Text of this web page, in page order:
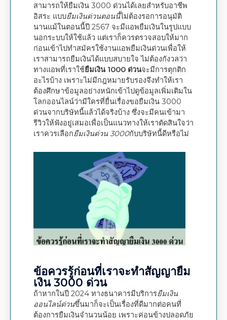
สามารถให้ยืมเงิน 3000 ด่วนได้เลยสำหรับอาชีพ
อิสระ แบบยืมเงินด่วนตอนนี้ไม่ต้องรอการอนุมัติ
นานแม้ในตอนนี้ปี 2567 จะมีแอพยืมเงินในรูปแบบ
นอกระบบให้ใช้แล้ว แต่เราก็ควรตรวจสอบให้มาก
ก่อนเข้าไปทำสมัครใช้งานแอพยืมเงินด่วนเพื่อให้
เราสามารถยืมเงินได้แบบสบายใจ ไม่ต้องกังวลว่า
ทางแอพที่เราใช้ยืมเงิน 1000 ด่วนจะมีการตุกติก
อะไรบ้าง เพราะไม่มีกฎหมายรับรองจึงทำให้เรา
ต้องศึกษาข้อมูลอย่างหนักเข้าไปดูข้อมูลเพิ่มเติมใน
โลกออนไลน์ว่ามีใครที่ยื่นเรื่องขอยืมเงิน 3000
ด่วนจากบริษัทนี้แล้วได้จริงบ้าง ซึ่งจะมีคนเข้ามา
รีวิวให้ฟังอยู่เสมอเพื่อเป็นแนวทางให้เราตัดสินใจว่า
เราควรเลือกยืมเงินด่วน 3000กับบริษัทนี้ดีหรือไม่
ข้อควรรู้ก่อนที่เราจะทำสัญญายืม
เงิน 3000 ด่วน
ถ้าหากในปี 2024 ทางธนาคารมีบริการยืมเงิน
ออนไลน์ด่วนขึ้นมาก็จะเป็นเรื่องที่ดีมากต่อคนที่
ต้องการยืมเงินจำนวนน้อย เพราะค่อนข้างปลอดภัย